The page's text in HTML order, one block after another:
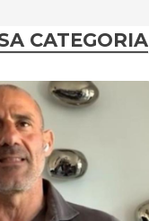
CATEGORIA